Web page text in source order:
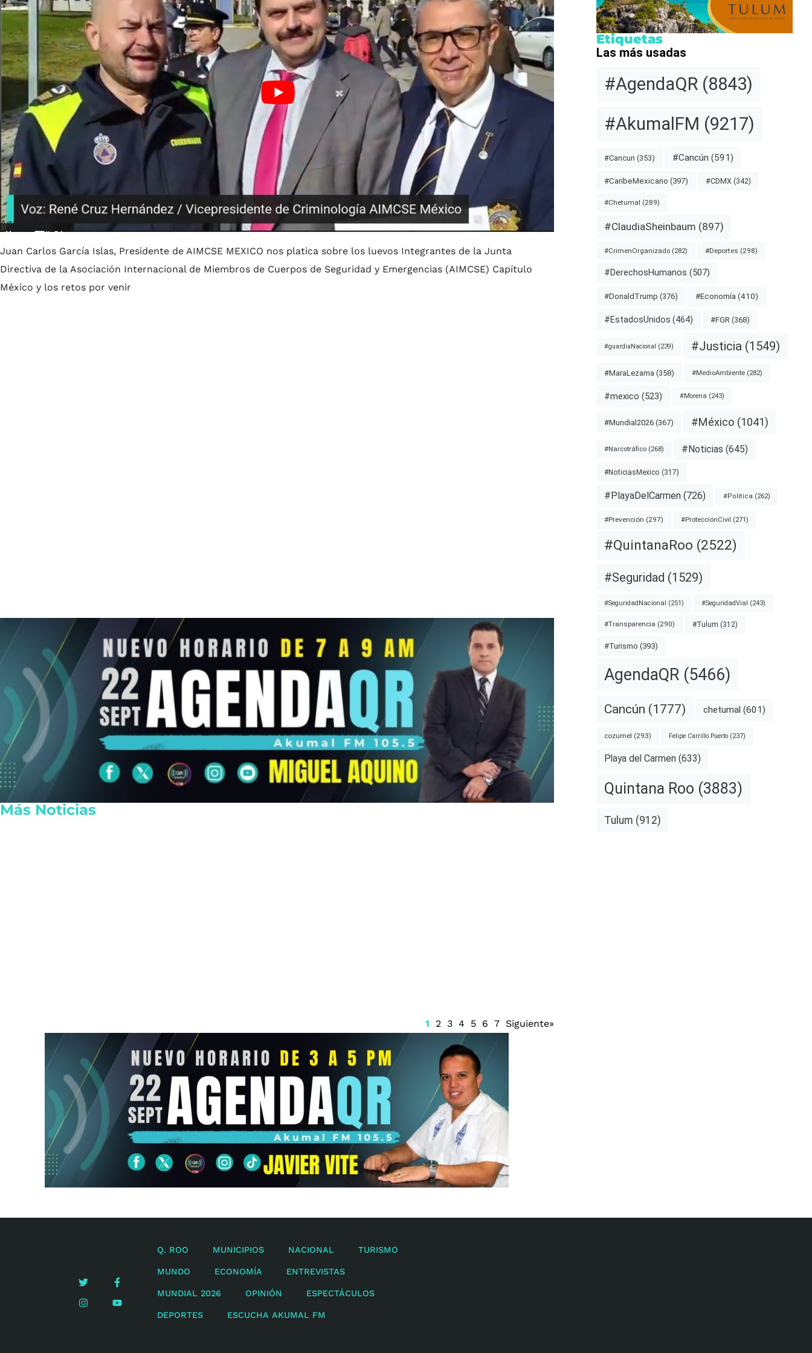
Agenda QR
Juan Carlos García Islas, Presidente de AIMCSE MEXICO nos platica sobre los luevos Integrantes de la Junta
Directiva de la Asociación Internacional de Miembros de Cuerpos de Seguridad y Emergencias (AIMCSE) Capítulo
México y los retos por venir
Más Noticias
1 2 3 4 5 6 7 Siguiente»
Etiquetas
Las más usadas
#AgendaQR(8843)
#AkumalFM (9217)
#Cancun (353) #Cancún (591)
#CaribeMexicano (397) #CDMX(342)
#Chetumal (289)
#ClaudiaSheinbaum (897)
#CrimenOrganizado(282) #Deportes (298)
#DerechosHumanos (507)
#DonaldTrump (376) #Economía (410)
#EstadosUnidos (464) #FGR (368)
#guardiaNacional (239) #Justicia (1549)
#MaraLezama (358) #MedioAmbiente(282)
#mexico (523) #Morena (243)
#Mundial2026(367) #México(1041)
#Narcotráfico(268) #Noticias (645)
#NoticiasMexico (317)
#PlayaDelCarmen(726) #Política (262)
#Prevención (297) #ProtecciónCivil (271)
#QuintanaRoo (2522)
#Seguridad (1529)
#SeguridadNacional (251) #SeguridadVial (243)
#Transparencia (290) #Tulum (312)
#Turismo (393)
AgendaQR(5466)
Cancún (1777) chetumal (601)
cozumel (293) Felipe Carrillo Puerto(237)
Playa del Carmen (633)
Quintana Roo (3883)
Tulum (912)
Q. ROO MUNICIPIOS NACIONAL TURISMO
MUNDO ECONOMÍA ENTREVISTAS
MUNDIAL 2026 OPINIÓN ESPECTÁCULOS
DEPORTES ESCUCHA AKUMAL FM